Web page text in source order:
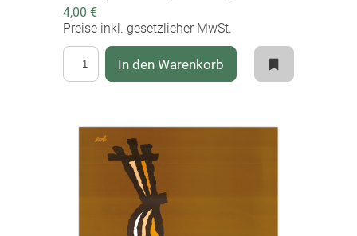
4,00 €
Preise inkl. gesetzlicher MwSt.
In den Warenkorb